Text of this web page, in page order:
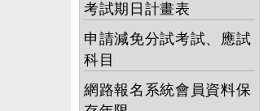
考試期日計畫表
申請減免分試考試、應試
科目
網路報名系統會員資料保